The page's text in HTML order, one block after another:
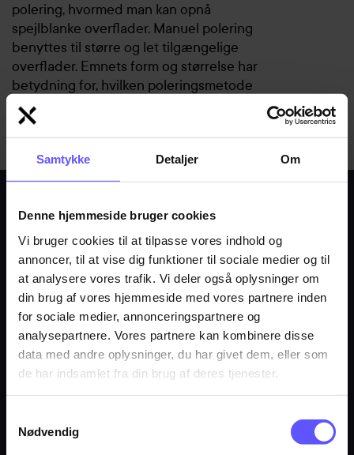
Samtykke Detaljer Om
Denne hjemmeside bruger cookies
Vi bruger cookies til at tilpasse vores indhold og
annoncer, til at vise dig funktioner til sociale medier og til
at analysere vores trafik. Vi deler også oplysninger om
din brug af vores hjemmeside med vores partnere inden
for sociale medier, annonceringspartnere og
analysepartnere. Vores partnere kan kombinere disse
data med andre oplysninger, du har givet dem, eller som
de har indsamlet fra din brug af deres tjenester.
Nødvendig
polering, hvormed man kan opnå
spejlblanke overflader. Manuel polering
benyttes til større og let tilgængelige
overflader. Emnets form og størrelse har
betydning for, hvilken poleringsmetode
der kan give det ønskede resultat.
Spørgsmål og svar
Hvordan bestiller jeg?
Ønsker du at få et uforpligtende tilbud eller afgive en
bestilling, skal du blot sende en mail
tilinduflex@induflex.dk.
DXF- eller STEP-format og evt. en PDF.
Hvilke standarder følger I?
Standarder fungerer som retningslinjer, der skal sikre
kvalitet, sikkerhed og kompatibilitet. De fungerer som
et fælles sprog mellem virksomheder, forbrugere osv.,
der gør, at forventningerne mellem køber og sælger
Hvilke størrelse emner kan I plastbearbejde?
Vi kan som tommelfingerregel producere emner i
størrelser fra flere meter ned til millimeters størrelse.